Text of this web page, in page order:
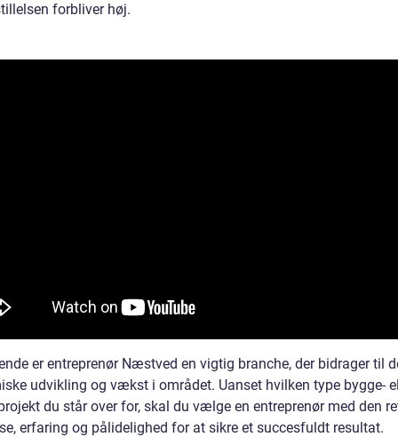
forbliver høj.
er entreprenør Næstved en vigtig branche, der bidrager til
udvikling og vækst i området. Uanset hvilken type bygge-
du står over for, skal du vælge en entreprenør med den
erfaring og pålidelighed for at sikre et succesfuldt resultat.